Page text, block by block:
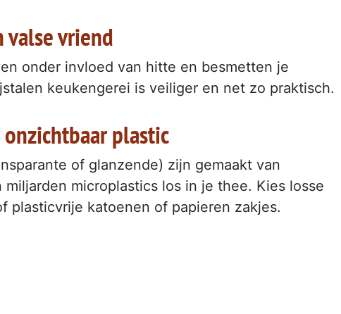
valse vriend
onder invloed van hitte en besmetten je
keukengerei is veiliger en net zo praktisch.
plastic
of glanzende) zijn gemaakt van
microplastics los in je thee. Kies losse
plasticvrije katoenen of papieren zakjes.